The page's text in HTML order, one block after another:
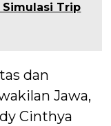
Trip
dan
Jawa,
Cinthya